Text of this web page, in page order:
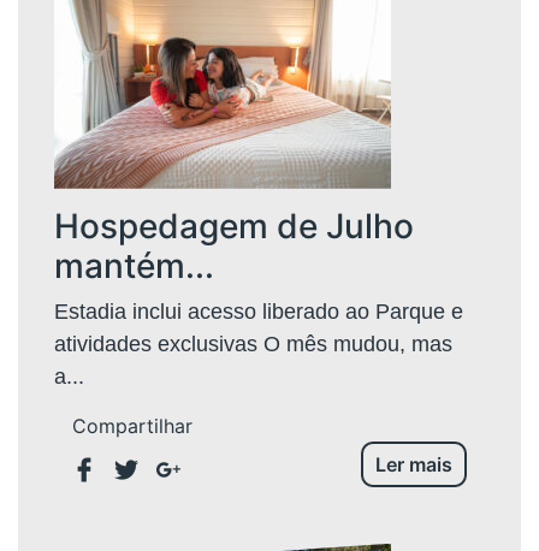
Hospedagem de Julho
mantém...
Estadia inclui acesso liberado ao Parque e
atividades exclusivas O mês mudou, mas
a...
Compartilhar
Ler mais